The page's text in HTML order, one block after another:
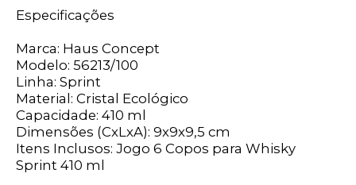
Especificações
Marca: Haus Concept
Modelo: 56213/100
Linha: Sprint
Material: Cristal Ecológico
Capacidade: 410 ml
Dimensões (CxLxA): 9x9x9,5 cm
Itens Inclusos: Jogo 6 Copos para Whisky
Sprint 410 ml